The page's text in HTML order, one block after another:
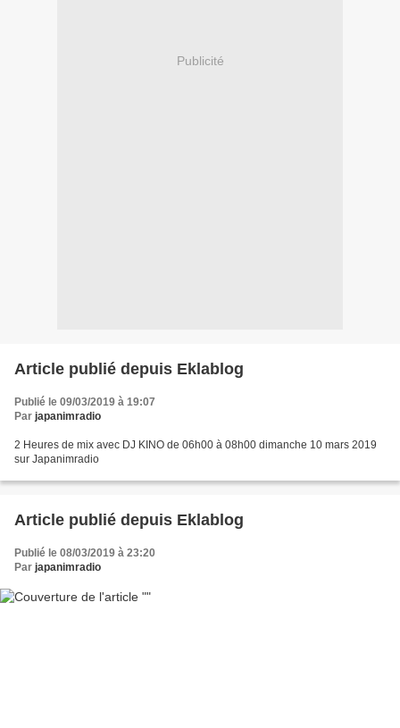
Publicité
Article publié depuis Eklablog
Publié le 09/03/2019 à 19:07
Par japanimradio
2 Heures de mix avec DJ KINO de 06h00 à 08h00 dimanche 10 mars 2019
sur Japanimradio
Article publié depuis Eklablog
Publié le 08/03/2019 à 23:20
Par japanimradio